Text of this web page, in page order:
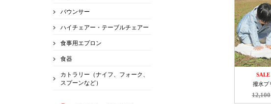
バウンサー
ハイチェアー・テーブルチェアー
食事用エプロン
食器
カトラリー（ナイフ、フォーク、
スプーンなど）
撥水プ
12,100